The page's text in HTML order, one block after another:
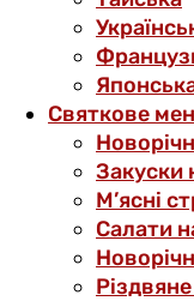
Святкове
Закуски
М’ясні
Салати